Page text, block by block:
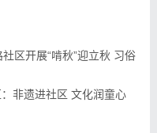
区开展“啃秋”迎立秋 习俗
非遗进社区 文化润童心